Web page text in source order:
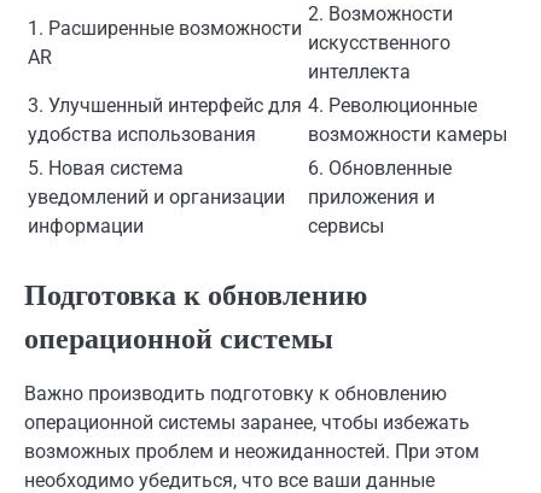
1. Расширенные возможности
AR
2. Возможности
искусственного
интеллекта
3. Улучшенный интерфейс для
удобства использования
4. Революционные
возможности камеры
5. Новая система
уведомлений и организации
информации
6. Обновленные
приложения и
сервисы
Подготовка к обновлению
операционной системы
Важно производить подготовку к обновлению
операционной системы заранее, чтобы избежать
возможных проблем и неожиданностей. При этом
необходимо убедиться, что все ваши данные